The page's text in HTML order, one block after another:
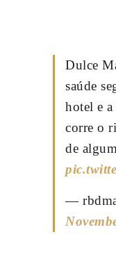
Dulce
saúde
hotel e a
corre o
de
—